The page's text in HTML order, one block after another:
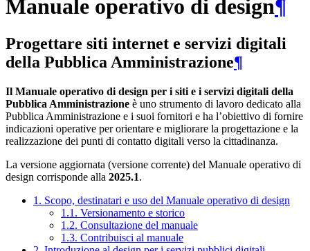
Manuale operativo di design¶
Progettare siti internet e servizi digitali
della Pubblica Amministrazione¶
Il Manuale operativo di design per i siti e i servizi digitali della
Pubblica Amministrazione è uno strumento di lavoro dedicato alla
Pubblica Amministrazione e i suoi fornitori e ha l’obiettivo di fornire
indicazioni operative per orientare e migliorare la progettazione e la
realizzazione dei punti di contatto digitali verso la cittadinanza.
La versione aggiornata (versione corrente) del Manuale operativo di
design corrisponde alla 2025.1.
1. Scopo, destinatari e uso del Manuale operativo di design
1.1. Versionamento e storico
1.2. Consultazione del manuale
1.3. Contribuisci al manuale